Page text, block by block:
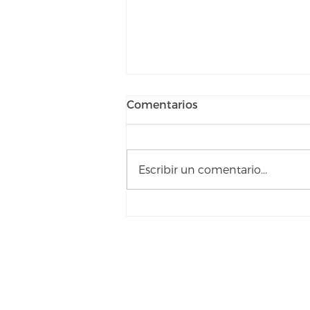
Comentarios
Escribir un comentario...